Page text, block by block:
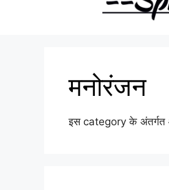
मनोरंजन
इस category के अंतर्गत